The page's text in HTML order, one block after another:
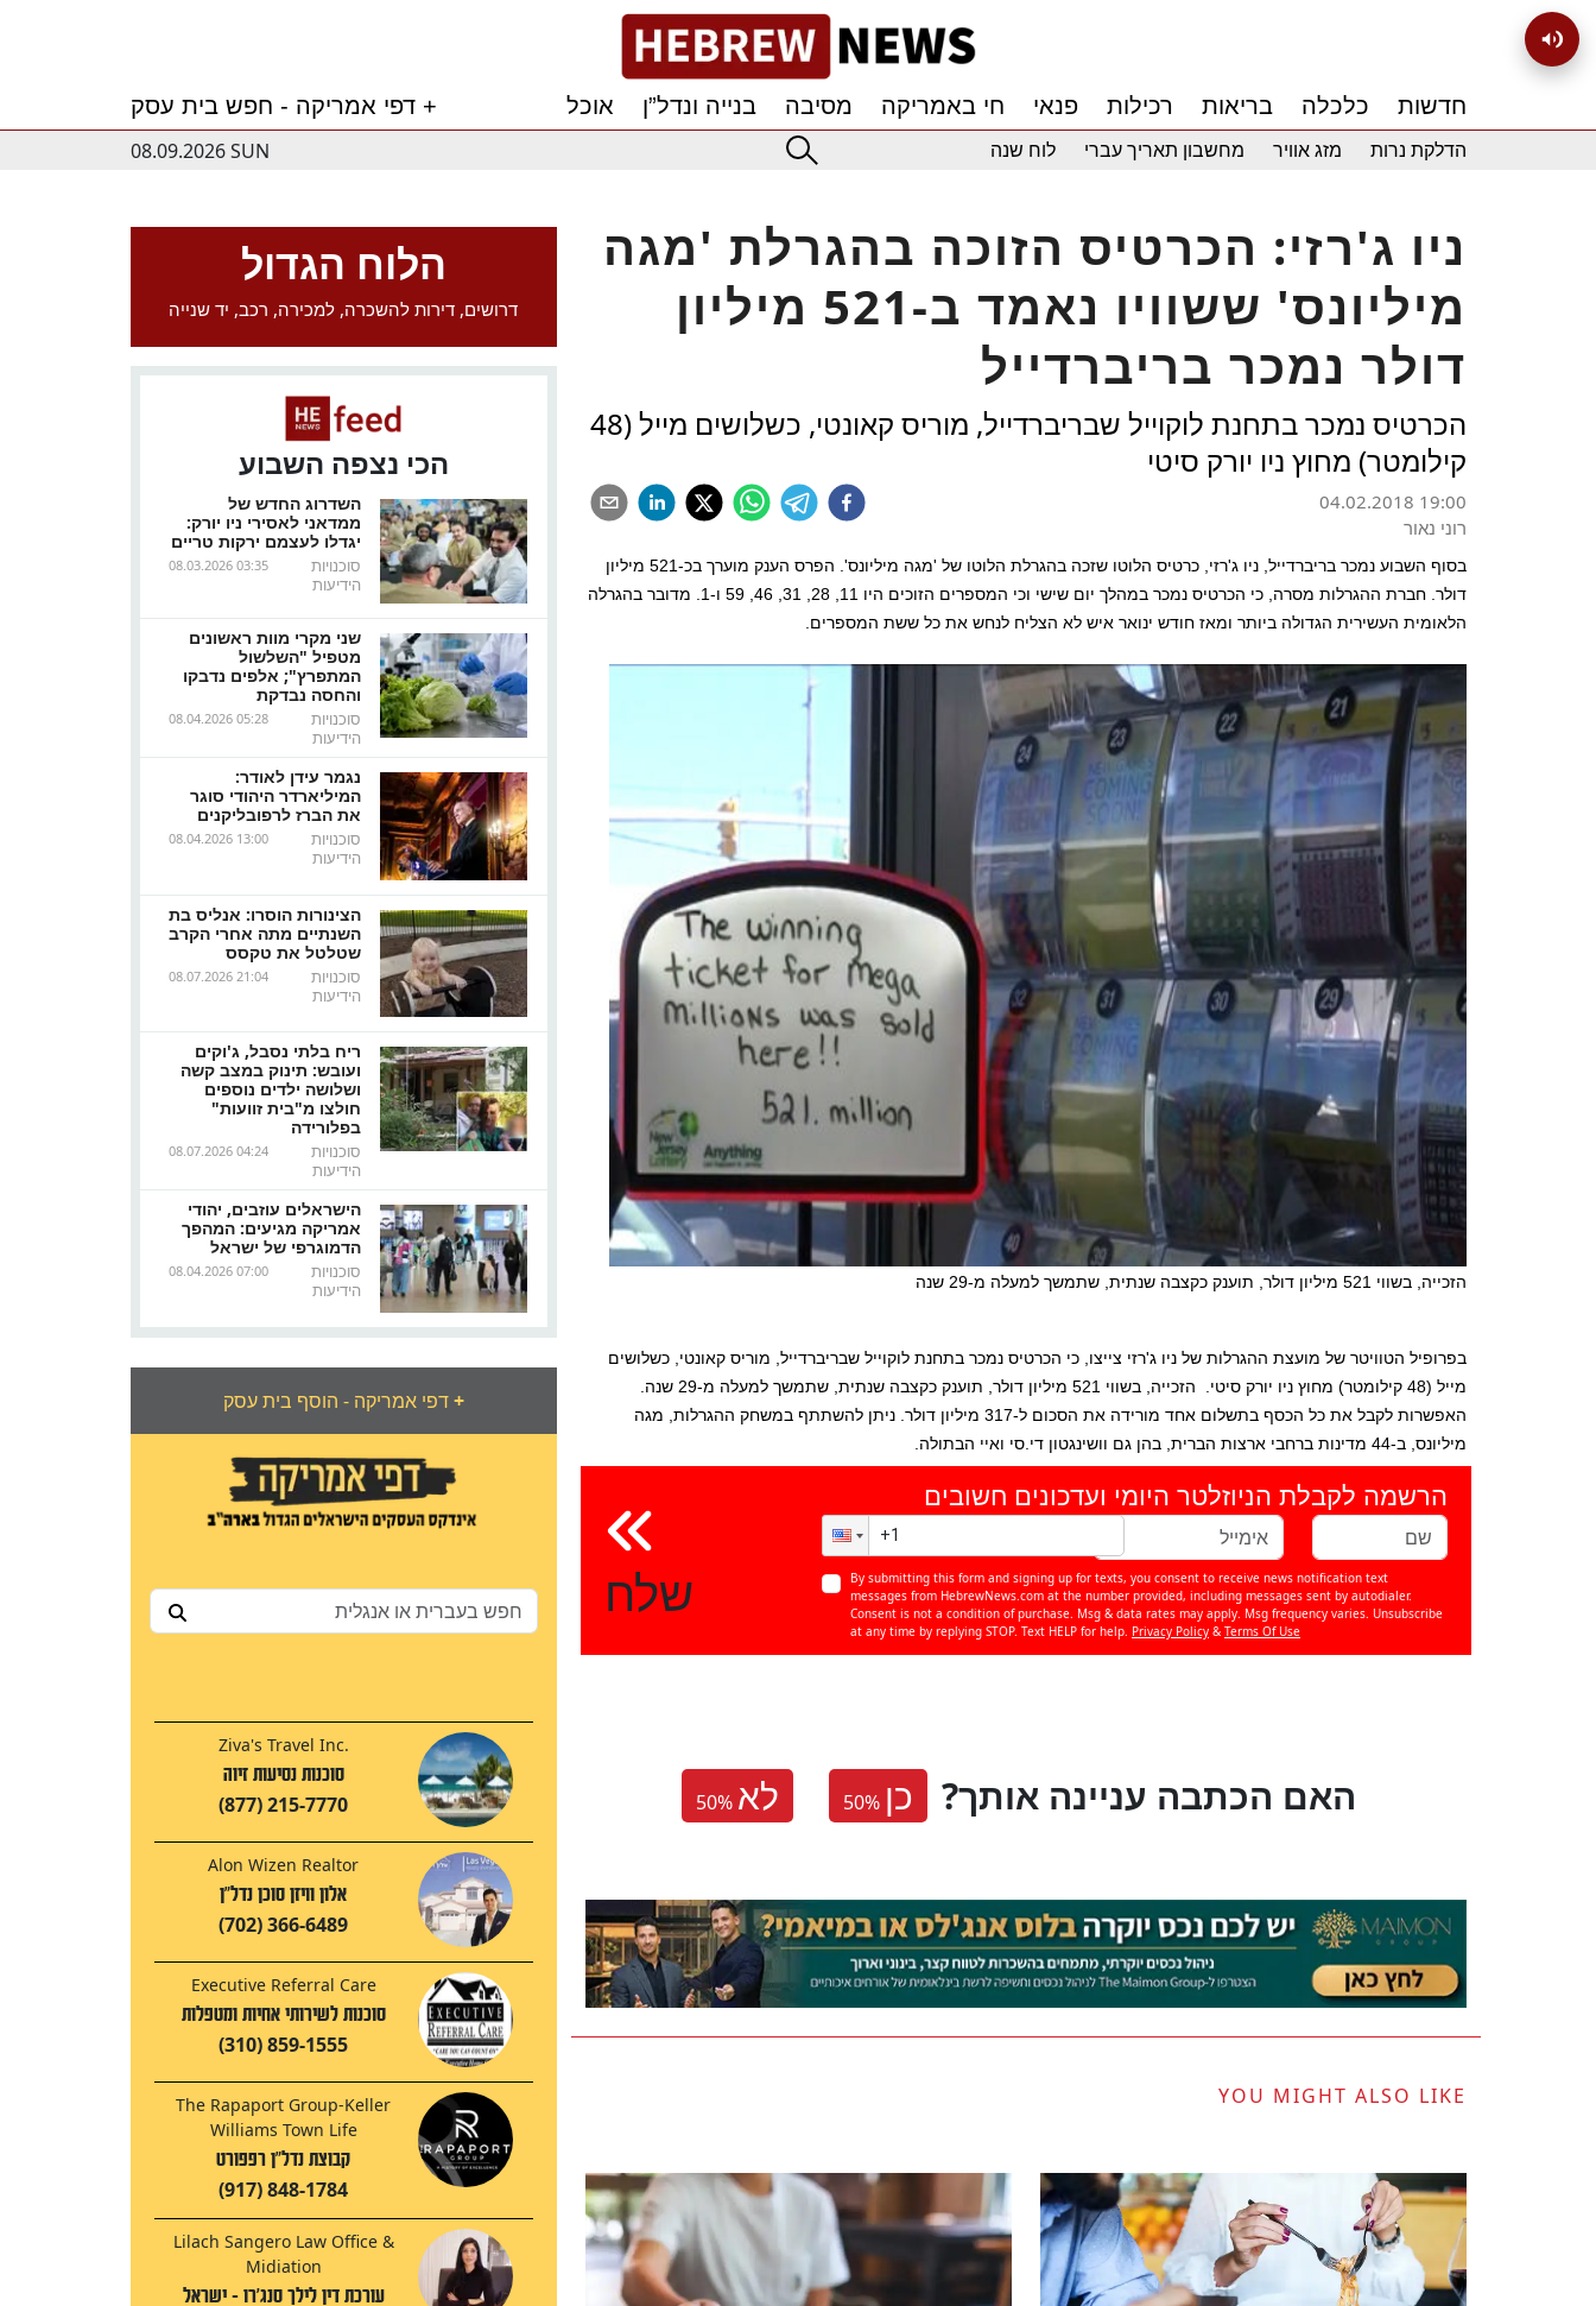
דפי אמריקה - חפש בית עסק + חדשות כלכלה בריאות רכילות פנאי חי באמריקה מסיבה בנייה ונדל”ן
אוכל
08.09.2026 SUN
הדלקת נרות מזג אוויר מחשבון תאריך עברי לוח שנה
הלוח הגדול
דרושים, דירות להשכרה, למכירה, רכב, יד שנייה
הכי נצפה השבוע
השדרוג החדש של
ממדאני לאסירי ניו יורק:
יגדלו לעצמם ירקות טריים
08.03.2026 03:35
סוכנויות
הידיעות
שני מקרי מוות ראשונים
מטפיל "השלשול
המתפרץ"; אלפים נדבקו
והחסה נבדקת
08.04.2026 05:28
סוכנויות
הידיעות
נגמר עידן לאודר:
המיליארדר היהודי סוגר
את הברז לרפובליקנים
08.04.2026 13:00
סוכנויות
הידיעות
הצינורות הוסרו: אנליס בת
השנתיים מתה אחרי הקרב
שטלטל את טקסס
08.07.2026 21:04
סוכנויות
הידיעות
ריח בלתי נסבל, ג'וקים
ועובש: תינוק במצב קשה
ושלושה ילדים נוספים
חולצו מ"בית זוועות"
בפלורידה
08.07.2026 04:24
סוכנויות
הידיעות
הישראלים עוזבים, יהודי
אמריקה מגיעים: המהפך
הדמוגרפי של ישראל
08.04.2026 07:00
סוכנויות
הידיעות
דפי אמריקה - הוסף בית עסק+
Ziva's Travel Inc.
סוכנות נסיעות זיוה
(877) 215-7770
Alon Wizen Realtor
אלון וויזן סוכן נדל"ן
(702) 366-6489
Executive Referral Care
סוכנות לשירותי אחיות ומטפלות
(310) 859-1555
The Rapaport Group-Keller
Williams Town Life
קבוצת נדל"ן רפפורט
(917) 848-1784
Lilach Sangero Law Office &
Midiation
עורכת דין לילך סנג'רו - ישראל
ניו ג'רזי: הכרטיס הזוכה בהגרלת 'מגה
מיליונס' ששוויו נאמד ב-521 מיליון
דולר נמכר בריברדייל
הכרטיס נמכר בתחנת לוקוייל שבריברדייל, מוריס קאונטי, כשלושים מייל (48
קילומטר) מחוץ ניו יורק סיטי
04.02.2018 19:00
רוני נאור
בסוף השבוע נמכר בריברדייל, ניו ג'רזי, כרטיס הלוטו שזכה בהגרלת הלוטו של 'מגה מיליונס'. הפרס הענק מוערך בכ-521 מיליון
דולר. חברת ההגרלות מסרה, כי הכרטיס נמכר במהלך יום שישי וכי המספרים הזוכים היו 11, 28, 31, 46, 59 ו-1. מדובר בהגרלה
הלאומית העשירית הגדולה ביותר ומאז חודש ינואר איש לא הצליח לנחש את כל ששת המספרים.
הזכייה, בשווי 521 מיליון דולר, תוענק כקצבה שנתית, שתמשך למעלה מ-29 שנה
בפרופיל הטוויטר של מועצת ההגרלות של ניו ג'רזי צייצו, כי הכרטיס נמכר בתחנת לוקוייל שבריברדייל, מוריס קאונטי, כשלושים
מייל (48 קילומטר) מחוץ ניו יורק סיטי. הזכייה, בשווי 521 מיליון דולר, תוענק כקצבה שנתית, שתמשך למעלה מ-29 שנה.
האפשרות לקבל את כל הכסף בתשלום אחד מורידה את הסכום ל-317 מיליון דולר. ניתן להשתתף במשחק ההגרלות, מגה
מיליונס, ב-44 מדינות ברחבי ארצות הברית, בהן גם וושינגטון די.סי ואיי הבתולה.
שלח
הרשמה לקבלת הניוזלטר היומי ועדכונים חשובים
By submitting this form and signing up for texts, you consent to receive news notification text
messages from HebrewNews.com at the number provided, including messages sent by autodialer.
Consent is not a condition of purchase. Msg & data rates may apply. Msg frequency varies. Unsubscribe
at any time by replying STOP. Text HELP for help. Privacy Policy & Terms Of Use
50% לא 50% כן ?האם הכתבה עניינה אותך
YOU MIGHT ALSO LIKE